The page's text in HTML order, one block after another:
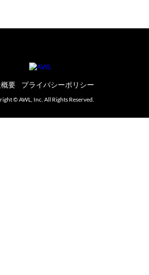
要 プライバシーポリシー
© AWL, Inc. All Rights Reserved.